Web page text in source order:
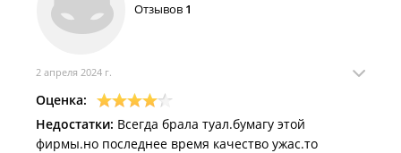
Отзывов 1
2 апреля 2024 г.
Оценка:
Недостатки: Всегда брала туал.бумагу этой
фирмы.но последнее время качество ужас.то